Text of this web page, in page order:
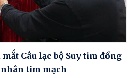
Câu lạc bộ Suy tim đồng
tim mạch